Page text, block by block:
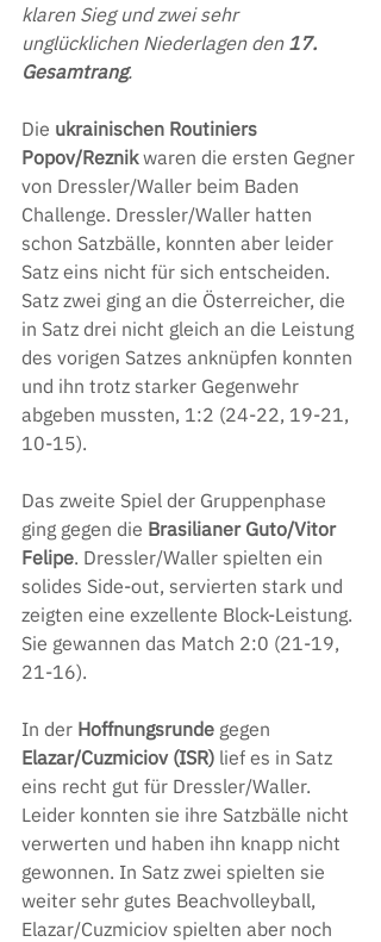
klaren Sieg und zwei sehr
unglücklichen Niederlagen den 17.
Gesamtrang.
Die ukrainischen Routiniers
Popov/Reznik waren die ersten Gegner
von Dressler/Waller beim Baden
Challenge. Dressler/Waller hatten
schon Satzbälle, konnten aber leider
Satz eins nicht für sich entscheiden.
Satz zwei ging an die Österreicher, die
in Satz drei nicht gleich an die Leistung
des vorigen Satzes anknüpfen konnten
und ihn trotz starker Gegenwehr
abgeben mussten, 1:2 (24-22, 19-21,
10-15).
Das zweite Spiel der Gruppenphase
ging gegen die Brasilianer Guto/Vitor
Felipe. Dressler/Waller spielten ein
solides Side-out, servierten stark und
zeigten eine exzellente Block-Leistung.
Sie gewannen das Match 2:0 (21-19,
21-16).
In der Hoffnungsrunde gegen
Elazar/Cuzmiciov (ISR) lief es in Satz
eins recht gut für Dressler/Waller.
Leider konnten sie ihre Satzbälle nicht
verwerten und haben ihn knapp nicht
gewonnen. In Satz zwei spielten sie
weiter sehr gutes Beachvolleyball,
Elazar/Cuzmiciov spielten aber noch